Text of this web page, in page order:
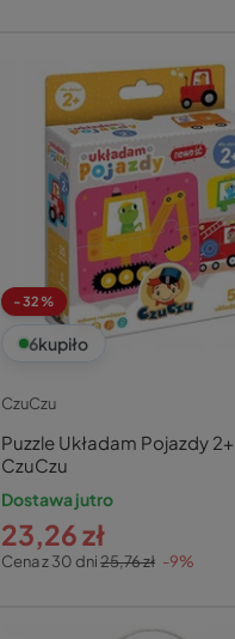
-32%
6kupiło
CzuCzu
Puzzle Układam Pojazdy 2+
CzuCzu
Dostawa jutro
Cena z 30 dni25,76 zł -9%
23,26 zł